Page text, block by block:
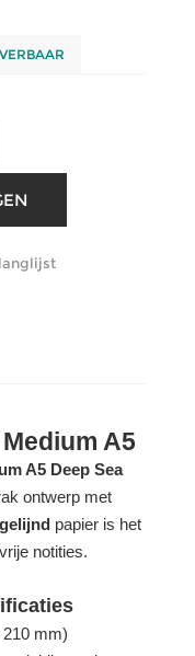
A5
A5 Deep Sea
ontwerp met
gelijndpapier is het
notities.
mm)